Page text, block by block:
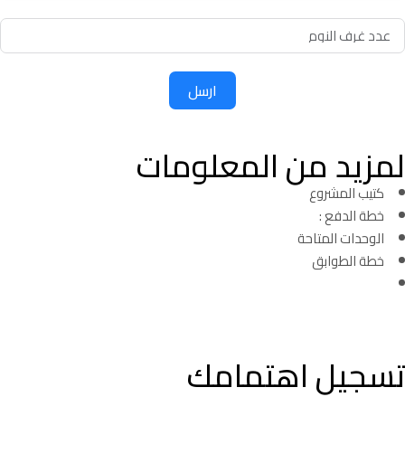
ارسل
لمزيد من المعلومات
كتيب المشروع
خطة الدفع :
الوحدات المتاحة
خطة الطوابق
تسجيل اهتمامك